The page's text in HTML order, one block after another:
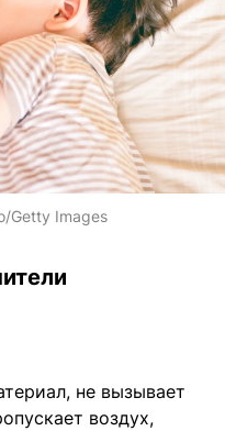
Getty Images
не вызывает
воздух,